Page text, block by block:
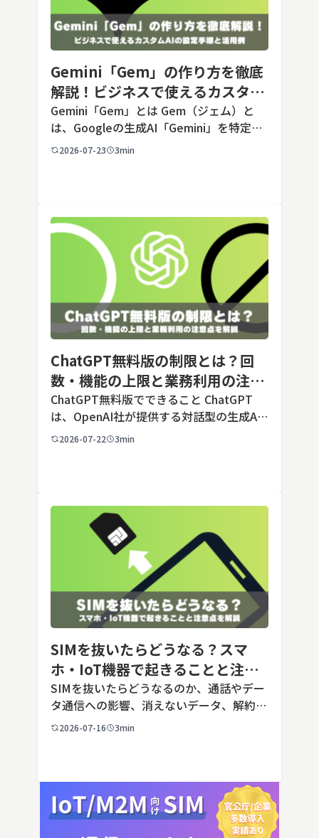
Gemini「Gem」の作り方を徹底
解説！ビジネスで使えるカスタム
AIの設定手順と活用例
Gemini「Gem」とは Gem（ジェム）と
は、Googleの生成AI「Gemini」を特定の
用途に合わせてカスタマイズできる機能で
2026-07-23 3min
ChatGPT無料版の制限とは？回
数・機能の上限と業務利用の注意
点を解説【2026年最新】
ChatGPT無料版でできること ChatGPT
は、OpenAI社が提供する対話型の生成AI
サービスです。アカウントを登録すれば無
2026-07-22 3min
SIMを抜いたらどうなる？スマ
ホ・IoT機器で起きることと注意
点を解説
SIMを抜いたらどうなるのか、通話やデー
タ通信への影響、消えないデータ、解約や
端末譲渡時の注意点を整理。さらに法人・
2026-07-16 3min